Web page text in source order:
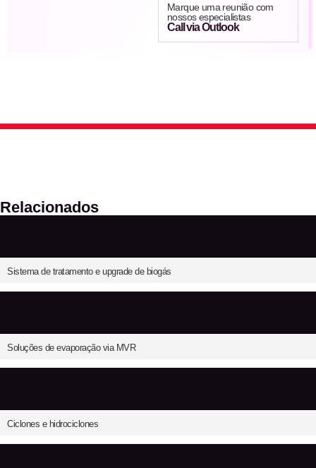
Marque uma reunião com
nossos especialistas
Call via Outlook
Relacionados
Sistema de tratamento e upgrade de biogás
Soluções de evaporação via MVR
Ciclones e hidrociclones